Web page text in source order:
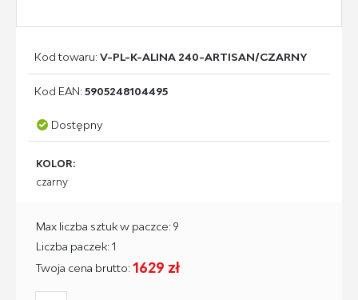
Kod towaru:V-PL-K-ALINA 240-ARTISAN/CZARNY
Kod EAN:5905248104495
Dostępny
KOLOR:
czarny
Twoja cena brutto:1629 zł
Max liczba sztuk w paczce: 9
Liczba paczek: 1